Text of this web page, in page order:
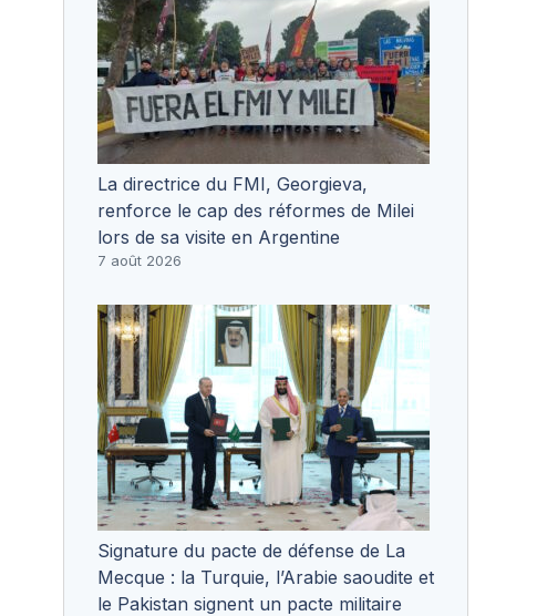
La directrice du FMI, Georgieva,
renforce le cap des réformes de Milei
lors de sa visite en Argentine
7 août 2026
Signature du pacte de défense de La
Mecque : la Turquie, l’Arabie saoudite et
le Pakistan signent un pacte militaire